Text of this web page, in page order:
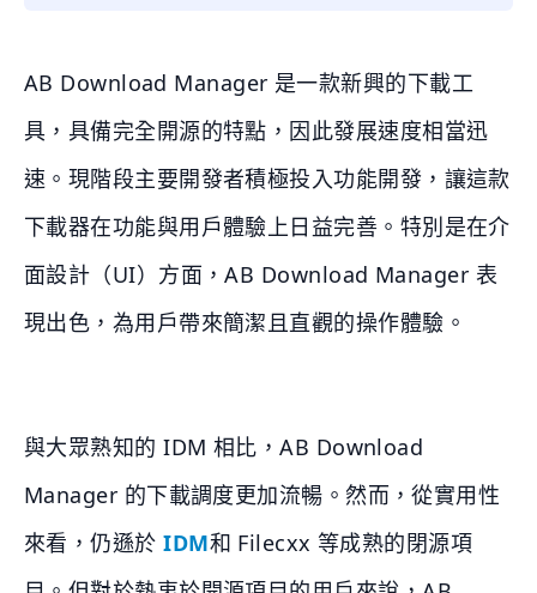
AB Download Manager 是一款新興的下載工
具，具備完全開源的特點，因此發展速度相當迅
速。現階段主要開發者積極投入功能開發，讓這款
下載器在功能與用戶體驗上日益完善。特別是在介
面設計（UI）方面，AB Download Manager 表
現出色，為用戶帶來簡潔且直觀的操作體驗。
與大眾熟知的 IDM 相比，AB Download
Manager 的下載調度更加流暢。然而，從實用性
來看，仍遜於IDM和 Filecxx 等成熟的閉源項